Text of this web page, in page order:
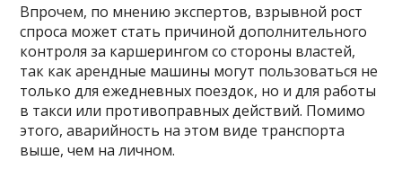
Впрочем, по мнению экспертов, взрывной рост
спроса может стать причиной дополнительного
контроля за каршерингом со стороны властей,
так как арендные машины могут пользоваться не
только для ежедневных поездок, но и для работы
в такси или противоправных действий. Помимо
этого, аварийность на этом виде транспорта
выше, чем на личном.